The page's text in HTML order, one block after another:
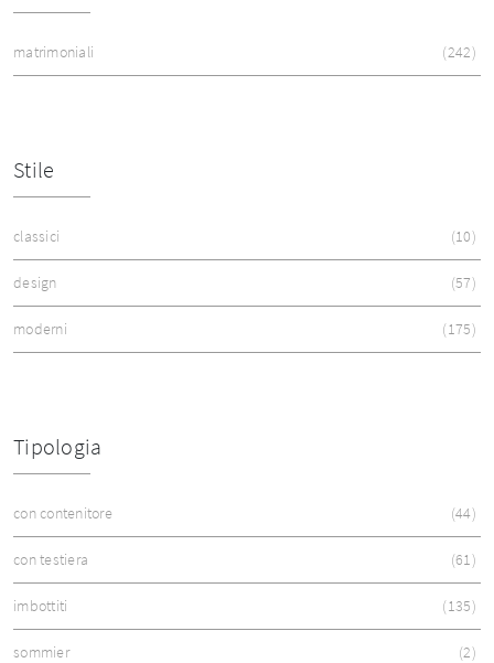
matrimoniali 242
Stile
classici 10
design 57
moderni 175
Tipologia
con contenitore 44
con testiera 61
imbottiti 135
sommier 2